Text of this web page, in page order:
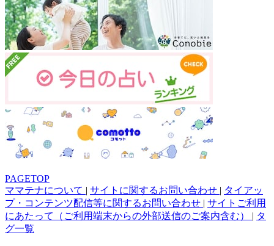
PAGETOP
ママテナについて | サイトに関するお問い合わせ | タイアッ
プ・コンテンツ配信等に関するお問い合わせ | サイトご利用
にあたって（ご利用端末からの外部送信のご案内含む） | タ
グ一覧